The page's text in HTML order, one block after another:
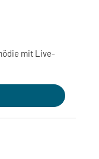
mit Live-